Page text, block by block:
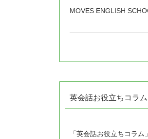
MOVES ENGLISH
英会話お役立ちコラ
「英会話お役立ちコラ